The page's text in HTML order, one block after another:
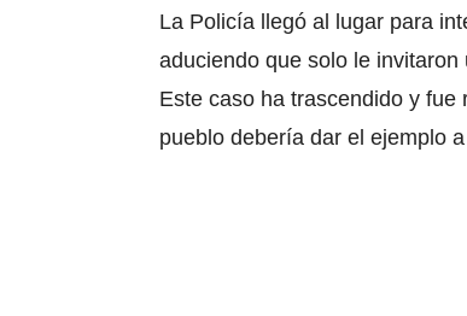
La Policía llegó al lugar para
aduciendo que solo le
Este caso ha trascendido y
pueblo debería dar el ejemplo